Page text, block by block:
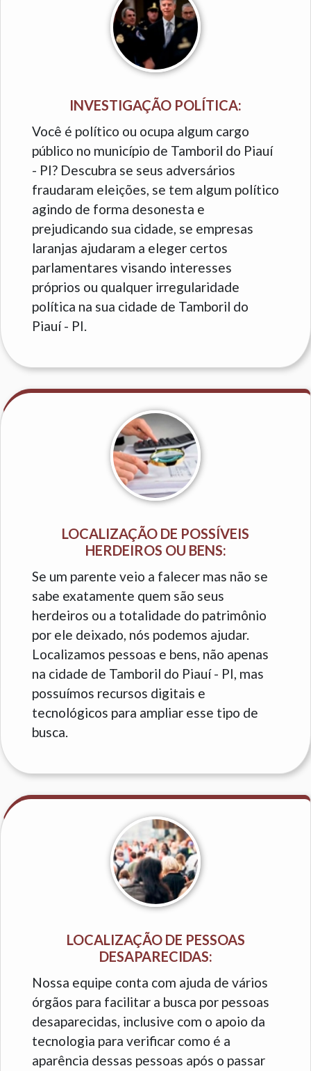
INVESTIGAÇÃO POLÍTICA:
Você é político ou ocupa algum cargo
público no município de Tamboril do Piauí
- PI? Descubra se seus adversários
fraudaram eleições, se tem algum político
agindo de forma desonesta e
prejudicando sua cidade, se empresas
laranjas ajudaram a eleger certos
parlamentares visando interesses
próprios ou qualquer irregularidade
política na sua cidade de Tamboril do
Piauí - PI.
LOCALIZAÇÃO DE POSSÍVEIS
HERDEIROS OU BENS:
Se um parente veio a falecer mas não se
sabe exatamente quem são seus
herdeiros ou a totalidade do patrimônio
por ele deixado, nós podemos ajudar.
Localizamos pessoas e bens, não apenas
na cidade de Tamboril do Piauí - PI, mas
possuímos recursos digitais e
tecnológicos para ampliar esse tipo de
busca.
LOCALIZAÇÃO DE PESSOAS
DESAPARECIDAS:
Nossa equipe conta com ajuda de vários
órgãos para facilitar a busca por pessoas
desaparecidas, inclusive com o apoio da
tecnologia para verificar como é a
aparência dessas pessoas após o passar